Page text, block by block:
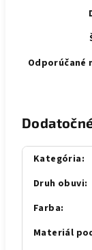
Odporúčané
Kategória:
Druh obuvi:
Farba:
Materiál